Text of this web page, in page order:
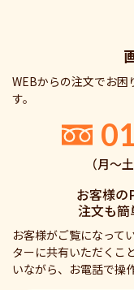
WEBからの注文でお困
す。
（月〜
お客様の
注文も簡
お客様がご覧になって
ターに共有いただくこ
いながら、お電話で操